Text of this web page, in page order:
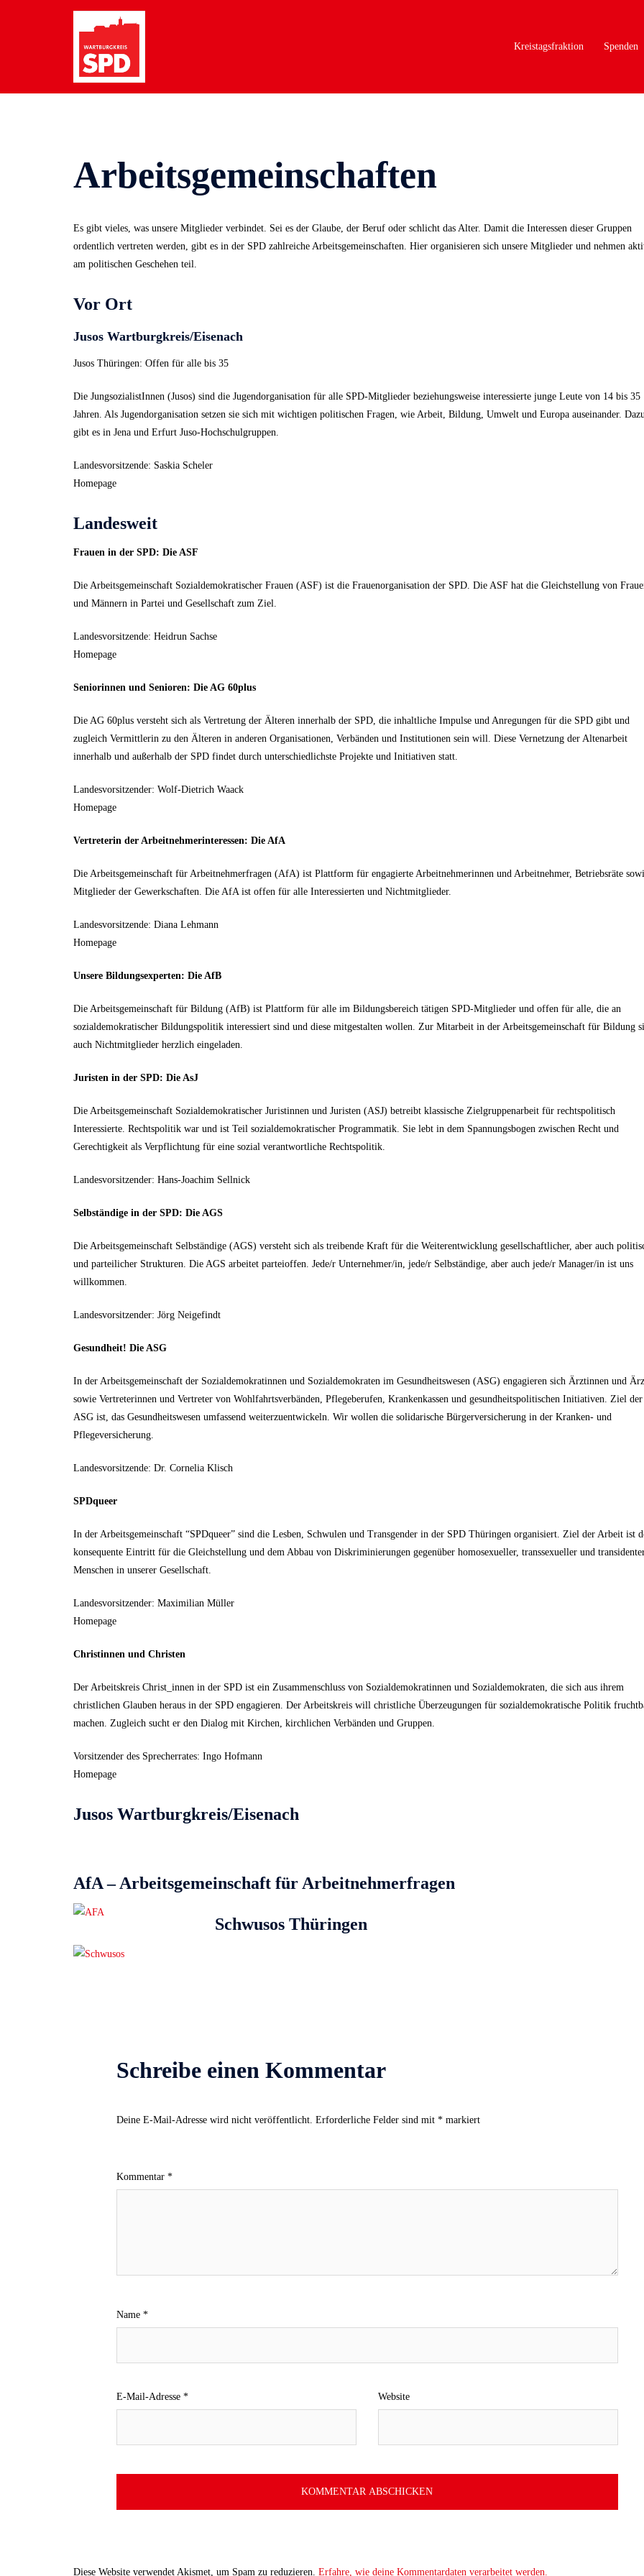
Kreistagsfraktion Spenden
Arbeitsgemeinschaften
Es gibt vieles, was unsere Mitglieder verbindet. Sei es der Glaube, der Beruf oder schlicht das Alter. Damit die Interessen dieser Gruppen
ordentlich vertreten werden, gibt es in der SPD zahlreiche Arbeitsgemeinschaften. Hier organisieren sich unsere Mitglieder und nehmen
am politischen Geschehen teil.
Vor Ort
Jusos Wartburgkreis/Eisenach
Jusos Thüringen: Offen für alle bis 35
Die JungsozialistInnen (Jusos) sind die Jugendorganisation für alle SPD-Mitglieder beziehungsweise interessierte junge Leute von 14 bis 35
Jahren. Als Jugendorganisation setzen sie sich mit wichtigen politischen Fragen, wie Arbeit, Bildung, Umwelt und Europa auseinander.
gibt es in Jena und Erfurt Juso-Hochschulgruppen.
Landesvorsitzende: Saskia Scheler
Homepage
Landesweit
Frauen in der SPD: Die ASF
Die Arbeitsgemeinschaft Sozialdemokratischer Frauen (ASF) ist die Frauenorganisation der SPD. Die ASF hat die Gleichstellung von
und Männern in Partei und Gesellschaft zum Ziel.
Landesvorsitzende: Heidrun Sachse
Homepage
Seniorinnen und Senioren: Die AG 60plus
Die AG 60plus versteht sich als Vertretung der Älteren innerhalb der SPD, die inhaltliche Impulse und Anregungen für die SPD gibt und
zugleich Vermittlerin zu den Älteren in anderen Organisationen, Verbänden und Institutionen sein will. Diese Vernetzung der Altenarbeit
innerhalb und außerhalb der SPD findet durch unterschiedlichste Projekte und Initiativen statt.
Landesvorsitzender: Wolf-Dietrich Waack
Homepage
Vertreterin der Arbeitnehmerinteressen: Die AfA
Die Arbeitsgemeinschaft für Arbeitnehmerfragen (AfA) ist Plattform für engagierte Arbeitnehmerinnen und Arbeitnehmer, Betriebsräte
Mitglieder der Gewerkschaften. Die AfA ist offen für alle Interessierten und Nichtmitglieder.
Landesvorsitzende: Diana Lehmann
Homepage
Unsere Bildungsexperten: Die AfB
Die Arbeitsgemeinschaft für Bildung (AfB) ist Plattform für alle im Bildungsbereich tätigen SPD-Mitglieder und offen für alle, die an
sozialdemokratischer Bildungspolitik interessiert sind und diese mitgestalten wollen. Zur Mitarbeit in der Arbeitsgemeinschaft für Bildung
auch Nichtmitglieder herzlich eingeladen.
Juristen in der SPD: Die AsJ
Die Arbeitsgemeinschaft Sozialdemokratischer Juristinnen und Juristen (ASJ) betreibt klassische Zielgruppenarbeit für rechtspolitisch
Interessierte. Rechtspolitik war und ist Teil sozialdemokratischer Programmatik. Sie lebt in dem Spannungsbogen zwischen Recht und
Gerechtigkeit als Verpflichtung für eine sozial verantwortliche Rechtspolitik.
Landesvorsitzender: Hans-Joachim Sellnick
Selbständige in der SPD: Die AGS
Die Arbeitsgemeinschaft Selbständige (AGS) versteht sich als treibende Kraft für die Weiterentwicklung gesellschaftlicher, aber auch
und parteilicher Strukturen. Die AGS arbeitet parteioffen. Jede/r Unternehmer/in, jede/r Selbständige, aber auch jede/r Manager/in ist uns
willkommen.
Landesvorsitzender: Jörg Neigefindt
Gesundheit! Die ASG
In der Arbeitsgemeinschaft der Sozialdemokratinnen und Sozialdemokraten im Gesundheitswesen (ASG) engagieren sich Ärztinnen und
sowie Vertreterinnen und Vertreter von Wohlfahrtsverbänden, Pflegeberufen, Krankenkassen und gesundheitspolitischen Initiativen. Ziel der
ASG ist, das Gesundheitswesen umfassend weiterzuentwickeln. Wir wollen die solidarische Bürgerversicherung in der Kranken- und
Pflegeversicherung.
Landesvorsitzende: Dr. Cornelia Klisch
SPDqueer
In der Arbeitsgemeinschaft “SPDqueer” sind die Lesben, Schwulen und Transgender in der SPD Thüringen organisiert. Ziel der Arbeit ist
konsequente Eintritt für die Gleichstellung und dem Abbau von Diskriminierungen gegenüber homosexueller, transsexueller und
Menschen in unserer Gesellschaft.
Landesvorsitzender: Maximilian Müller
​Homepage
Christinnen und Christen
Der Arbeitskreis Christ_innen in der SPD ist ein Zusammenschluss von Sozialdemokratinnen und Sozialdemokraten, die sich aus ihrem
christlichen Glauben heraus in der SPD engagieren. Der Arbeitskreis will christliche Überzeugungen für sozialdemokratische Politik
machen. Zugleich sucht er den Dialog mit Kirchen, kirchlichen Verbänden und Gruppen.
Vorsitzender des Sprecherrates: Ingo Hofmann
​Homepage
Jusos Wartburgkreis/Eisenach
AfA – Arbeitsgemeinschaft für Arbeitnehmerfragen
Schwusos Thüringen
Schreibe einen Kommentar
Deine E-Mail-Adresse wird nicht veröffentlicht. Erforderliche Felder sind mit * markiert
Kommentar *
Name *
E-Mail-Adresse * Website
Diese Website verwendet Akismet, um Spam zu reduzieren. Erfahre, wie deine Kommentardaten verarbeitet werden.